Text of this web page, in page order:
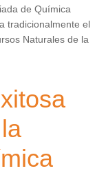
de Química
tradicionalmente el
Naturales de la